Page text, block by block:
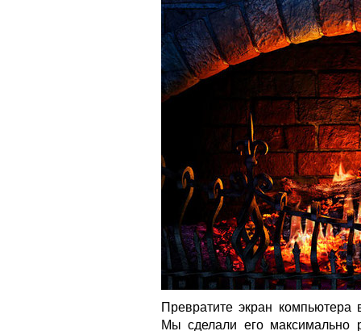
Превратите экран
Мы сделали его максимально